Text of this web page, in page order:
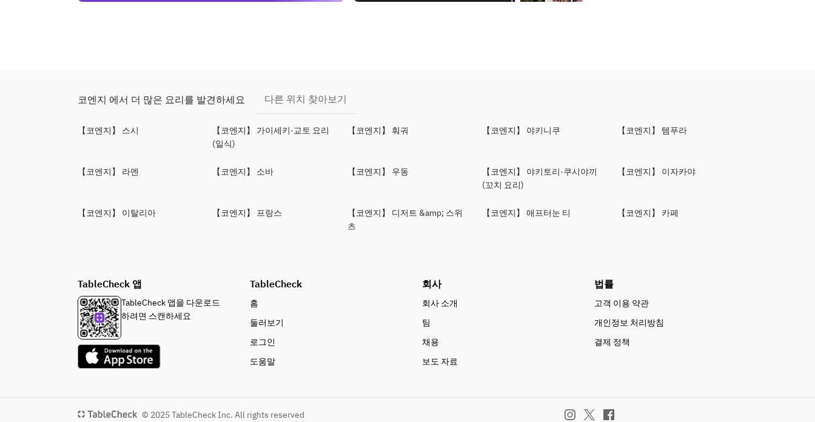
코엔지 에서 더 많은 요리를 발견하세요 다른 위치 찾아보기
【코엔지】 스시
【코엔지】 가이세키·교토 요리
(일식)
【코엔지】 훠궈 【코엔지】 야키니쿠 【코엔지】 템푸라
【코엔지】 라멘 【코엔지】 소바 【코엔지】 우동
【코엔지】 야키토리·쿠시야끼
(꼬치 요리)
【코엔지】 이자카야
【코엔지】 이탈리아 【코엔지】 프랑스
【코엔지】 디저트 &amp; 스위
츠
【코엔지】 애프터눈 티 【코엔지】 카페
TableCheck 앱
TableCheck 앱을 다운로드
하려면 스캔하세요
TableCheck
홈
둘러보기
로그인
도움말
회사
회사 소개
팀
채용
보도 자료
법률
고객 이용 약관
개인정보 처리방침
결제 정책
© 2025 TableCheck Inc. All rights reserved